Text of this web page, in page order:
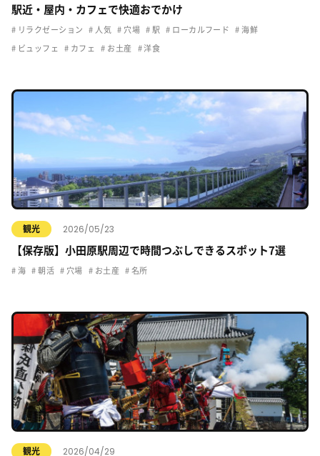
駅近・屋内・カフェで快適おでかけ
リラクゼーション 人気 穴場 駅 ローカルフード 海鮮
ビュッフェ カフェ お土産 洋食
観光 2026/05/23
【保存版】小田原駅周辺で時間つぶしできるスポット7選
海 朝活 穴場 お土産 名所
観光 2026/04/29